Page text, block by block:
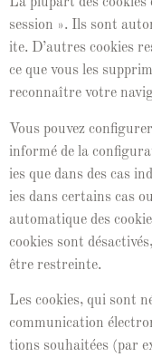
La plu­part des cook­ies
ses­sion ». Ils sont
ite. D’autres cook­ies
ce que vous les
recon­naître votre
Vous pou­vez
infor­mé de la
ies que dans des cas
ies dans cer­tains cas
automa­tique des
cook­ies sont
être restreinte.
Les cook­ies, qui sont
com­mu­ni­ca­tion
tions souhaitées (par